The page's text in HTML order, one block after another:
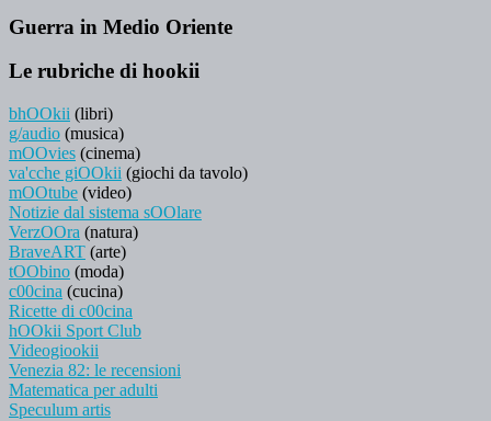
Guerra in Medio Oriente
Le rubriche di hookii
bhOOkii (libri)
g/audio (musica)
mOOvies (cinema)
va'cche giOOkii (giochi da tavolo)
mOOtube (video)
Notizie dal sistema sOOlare
VerzOOra (natura)
BraveART (arte)
tOObino (moda)
c00cina (cucina)
Ricette di c00cina
hOOkii Sport Club
Videogiookii
Venezia 82: le recensioni
Matematica per adulti
Speculum artis